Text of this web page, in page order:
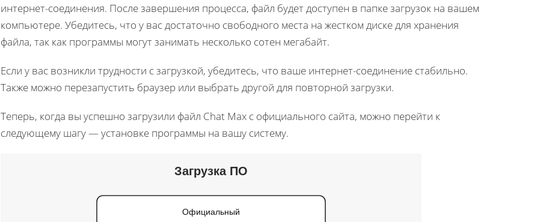
интернет-соединения. После завершения процесса, файл будет доступен в папке загрузок на вашем
компьютере. Убедитесь, что у вас достаточно свободного места на жестком диске для хранения
файла, так как программы могут занимать несколько сотен мегабайт.
Если у вас возникли трудности с загрузкой, убедитесь, что ваше интернет-соединение стабильно.
Также можно перезапустить браузер или выбрать другой для повторной загрузки.
Теперь, когда вы успешно загрузили файл Chat Max с официального сайта, можно перейти к
следующему шагу — установке программы на вашу систему.
Загрузка ПО
Официальный